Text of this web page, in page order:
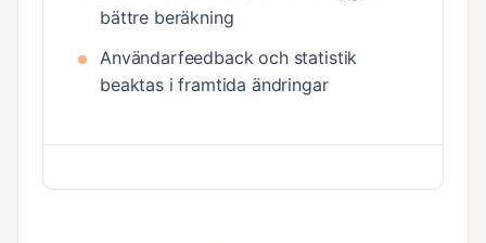
bättre beräkning
Användarfeedback och statistik
beaktas i framtida ändringar